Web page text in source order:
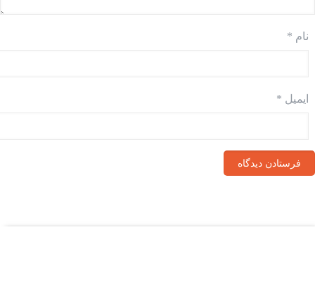
نام *
ایمیل *